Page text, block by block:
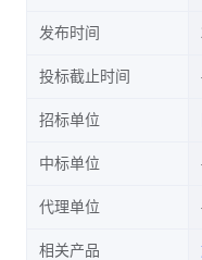
发布时间
投标截止时间
招标单位
中标单位
代理单位
相关产品